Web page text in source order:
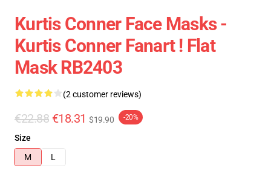
Kurtis Conner Face Masks -
Kurtis Conner Fanart ! Flat
Mask RB2403
(2 customer reviews)
€22.88 €18.31 $19.90 -20%
Size
M
L